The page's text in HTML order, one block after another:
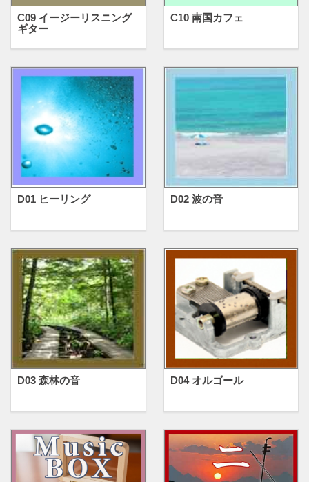
C09 イージーリスニング
ギター
C10 南国カフェ
D01 ヒーリング D02 波の音
D03 森林の音 D04 オルゴール